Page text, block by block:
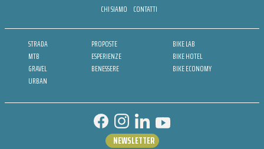
CHI SIAMO CONTATTI
STRADA
MTB
GRAVEL
URBAN
PROPOSTE
ESPERIENZE
BENESSERE
BIKE LAB
BIKE HOTEL
BIKE ECONOMY
NEWSLETTER